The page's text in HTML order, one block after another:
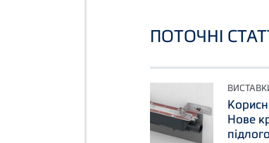
ПОТОЧНІ
Нове